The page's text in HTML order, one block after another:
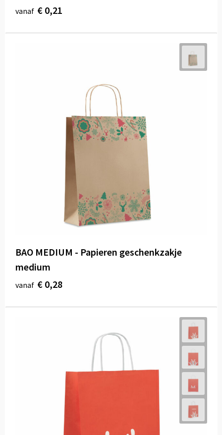
vanaf € 0,21
BAO MEDIUM - Papieren geschenkzakje
medium
vanaf € 0,28